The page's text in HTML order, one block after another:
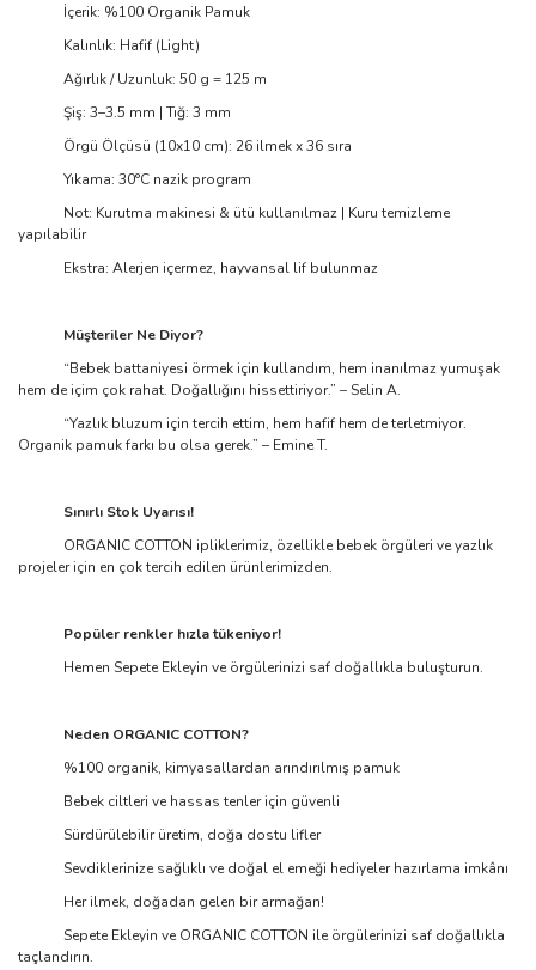
İçerik: %100 Organik Pamuk
Kalınlık: Hafif (Light)
Ağırlık / Uzunluk: 50 g = 125 m
Şiş: 3–3.5 mm | Tığ: 3 mm
Örgü Ölçüsü (10x10 cm): 26 ilmek x 36 sıra
Yıkama: 30°C nazik program
Not: Kurutma makinesi & ütü kullanılmaz | Kuru temizleme
yapılabilir
Ekstra: Alerjen içermez, hayvansal lif bulunmaz
Müşteriler Ne Diyor?
“Bebek battaniyesi örmek için kullandım, hem inanılmaz yumuşak
hem de içim çok rahat. Doğallığını hissettiriyor.” – Selin A.
“Yazlık bluzum için tercih ettim, hem hafif hem de terletmiyor.
Organik pamuk farkı bu olsa gerek.” – Emine T.
Sınırlı Stok Uyarısı!
ORGANIC COTTON ipliklerimiz, özellikle bebek örgüleri ve yazlık
projeler için en çok tercih edilen ürünlerimizden.
Popüler renkler hızla tükeniyor!
Hemen Sepete Ekleyin ve örgülerinizi saf doğallıkla buluşturun.
Neden ORGANIC COTTON?
%100 organik, kimyasallardan arındırılmış pamuk
Bebek ciltleri ve hassas tenler için güvenli
Sürdürülebilir üretim, doğa dostu lifler
Sevdiklerinize sağlıklı ve doğal el emeği hediyeler hazırlama imkânı
Her ilmek, doğadan gelen bir armağan!
Sepete Ekleyin ve ORGANIC COTTON ile örgülerinizi saf doğallıkla
taçlandırın.